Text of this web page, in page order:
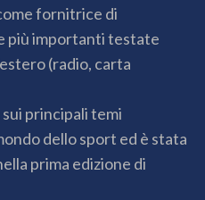
fornitrice di
più importanti testate
(radio, carta
principali temi
dello sport ed è stata
prima edizione di